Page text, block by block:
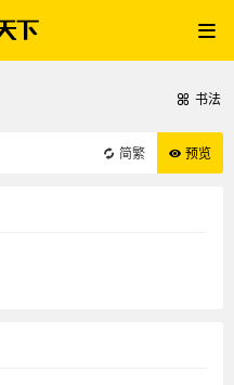
书法
简繁 预览